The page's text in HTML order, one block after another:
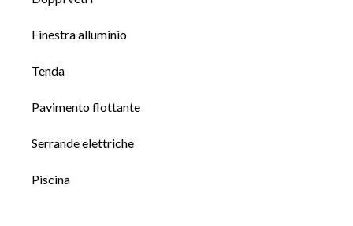
Finestra alluminio
Tenda
Pavimento flottante
Serrande elettriche
Piscina